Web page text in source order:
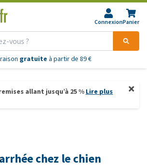
ConnexionPanier
gratuite à partir de 89 €
allant jusqu’à 25 % Lire plus
chez le chien